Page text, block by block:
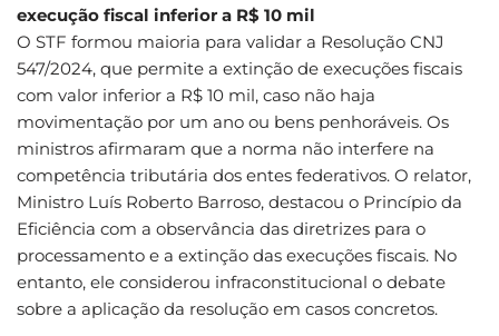
execução fiscal inferior a R$ 10 mil
O STF formou maioria para validar a Resolução CNJ
547/2024, que permite a extinção de execuções fiscais
com valor inferior a R$ 10 mil, caso não haja
movimentação por um ano ou bens penhoráveis. Os
ministros afirmaram que a norma não interfere na
competência tributária dos entes federativos. O relator,
Ministro Luís Roberto Barroso, destacou o Princípio da
Eficiência com a observância das diretrizes para o
processamento e a extinção das execuções fiscais. No
entanto, ele considerou infraconstitucional o debate
sobre a aplicação da resolução em casos concretos.